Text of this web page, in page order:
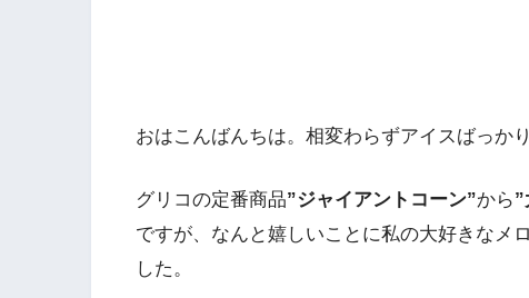
おはこんばんちは。相変わらずアイスばっか
グリコの定番商品”ジャイアントコーン”から
ですが、なんと嬉しいことに私の大好きなメ
した。